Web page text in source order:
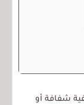
شفافة أو